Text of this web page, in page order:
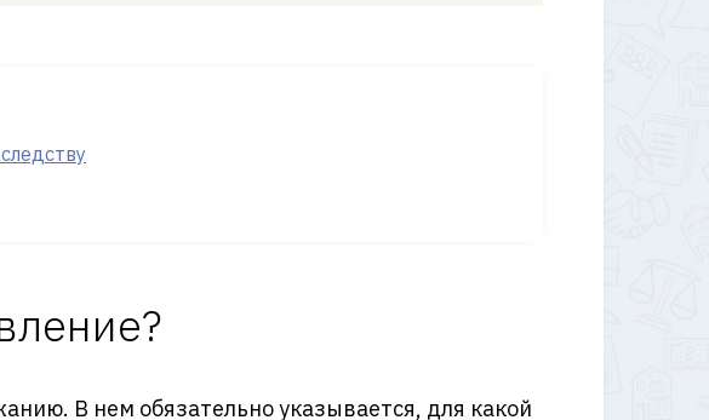
В нем обязательно указывается, для какой